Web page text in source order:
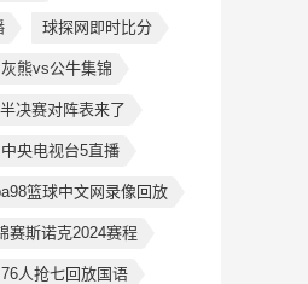
球探网即时比分
灰熊vs公牛集锦
决赛对阵表来了
中央电视台5直播
篮球中文网录像回放
赛斯诺克2024赛程
人抢七回放国语